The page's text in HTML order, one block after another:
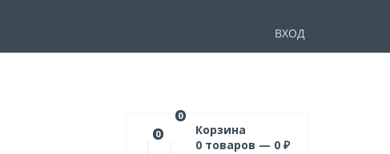
ВХОД
0
0
Корзина
0 товаров — 0 ₽